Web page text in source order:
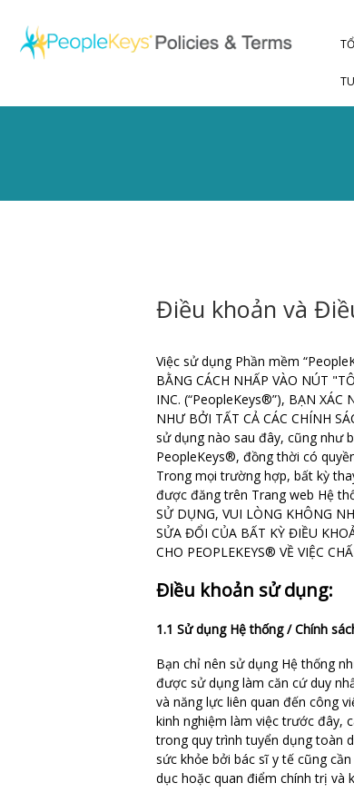
Điều khoản và
Việc sử dụng Phần mềm
BẰNG CÁCH NHẤP VÀO NÚT
INC. (“PeopleKeys®”), BẠN XÁC
NHƯ BỞI TẤT CẢ CÁC CHÍNH
sử dụng nào sau đây, cũng như
PeopleKeys®, đồng thời có
Trong mọi trường hợp, bất kỳ
được đăng trên Trang web Hệ
SỬ DỤNG, VUI LÒNG KHÔNG
SỬA ĐỔI CỦA BẤT KỲ ĐIỀU
CHO PEOPLEKEYS® VỀ VIỆC
Điều khoản sử dụng:
1.1 Sử dụng Hệ thống / Chính
Bạn chỉ nên sử dụng Hệ thống
được sử dụng làm căn cứ duy
và năng lực liên quan đến công
kinh nghiệm làm việc trước đây,
trong quy trình tuyển dụng toàn
sức khỏe bởi bác sĩ y tế cũng
dục hoặc quan điểm chính trị và